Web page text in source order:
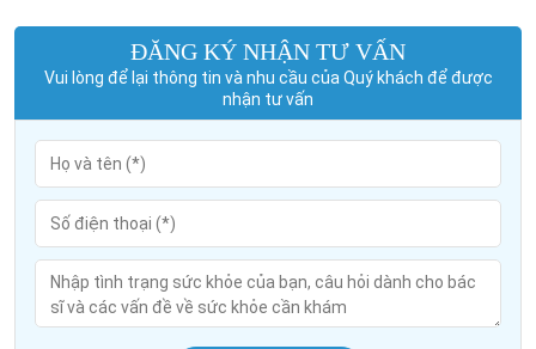
ĐĂNG KÝ NHẬN TƯ VẤN
Vui lòng để lại thông tin và nhu cầu của Quý khách để được
nhận tư vấn